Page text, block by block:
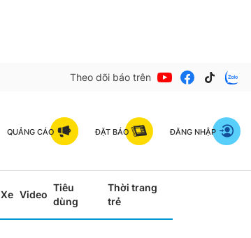
Theo dõi báo trên
QUẢNG CÁO ĐẶT BÁO ĐĂNG NHẬP
Xe Video
Tiêu
dùng
Thời trang
trẻ